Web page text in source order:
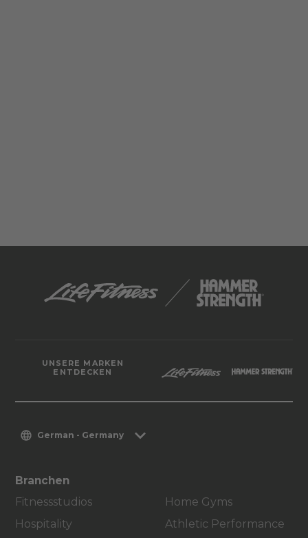
UNSERE MARKEN
ENTDECKEN
German - Germany
Branchen
Fitnessstudios
Hospitality
Home Gyms
Athletic Performance